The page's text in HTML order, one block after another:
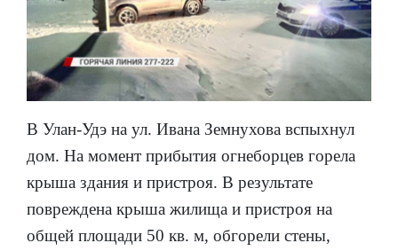
В Улан-Удэ на ул. Ивана Земнухова вспыхнул
дом. На момент прибытия огнеборцев горела
крыша здания и пристроя. В результате
повреждена крыша жилища и пристроя на
общей площади 50 кв. м, обгорели стены,